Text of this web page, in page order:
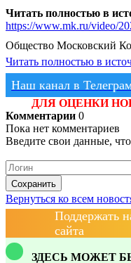
Читать полностью в
https://www.mk.ru/video/
Общество Московский
Читать полностью в
Наш канал в
ДЛЯ ОЦЕНКИ
Комментарии 0
Пока нет комментариев
Введите свои данные,
Сохранить
Вернуться ко всем
Поддержать
сайта
ЗДЕСЬ МОЖЕТ